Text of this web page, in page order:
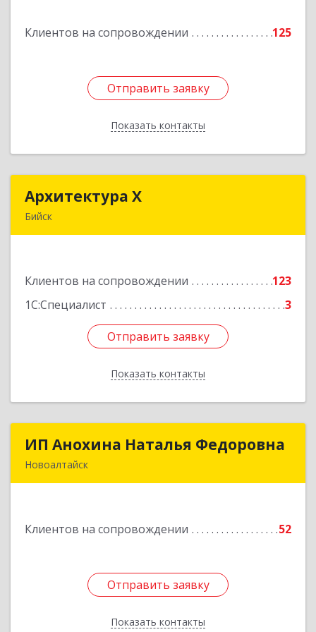
Клиентов на сопровождении 125
Отправить заявку
Показать контакты
Подробнее
Отправить заявку
Назад
Архитектура Х
Бийск
Клиентов на сопровождении
123
1С:Специалист
3
Отправить заявку
Показать контакты
Подробнее
Отправить заявку
Назад
ИП Анохина Наталья Федоровна
Новоалтайск
Клиентов на сопровождении 52
Отправить заявку
Показать контакты
ИП Анохина Наталья Федоровна
Подробнее
Отправить заявку
Назад